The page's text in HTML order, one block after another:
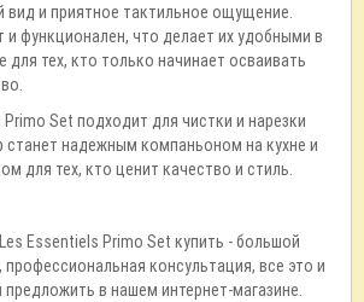
вид и приятное тактильное ощущение.
функционален, что делает их удобными в
для тех, кто только начинает осваивать
Set подходит для чистки и нарезки
надежным компаньоном на кухне и
для тех, кто ценит качество и стиль.
Essentiels Primo Set купить - большой
консультация, все это и
в нашем интернет-магазине.